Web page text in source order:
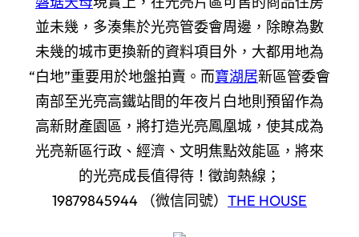
並未幾，多湊集於光亮管委會周邊，除瞭為數
未幾的城市更換新的資料項目外，大都用地為
“白地”重要用於地盤拍賣。而寶湖居新區管委會
南部至光亮高鐵站間的年夜片白地則預留作為
高新財產園區，將打造光亮鳳凰城，使其成為
光亮新區行政、經濟、文明焦點效能區，將來
的光亮成長值得待！徵詢熱線；
19879845944 （微信同號） THE HOUSE